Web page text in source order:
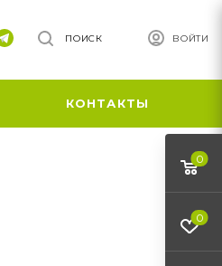
ВОЙТИ
ПОИСК
КОНТАКТЫ
0
0